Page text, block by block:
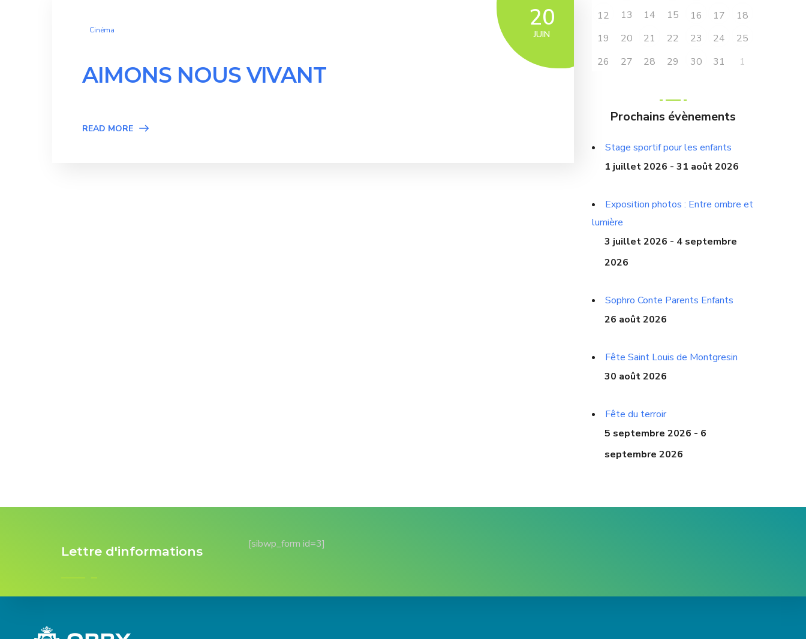
20
JUIN
Cinéma
AIMONS NOUS VIVANT
READ MORE
12
13 14 15 16 17
18
19
20 21 22 23 24
25
26
27 28 29 30 31 1
Prochains évènements
Stage sportif pour les enfants
1 juillet 2026 - 31 août 2026
Exposition photos : Entre ombre et
lumière
3 juillet 2026 - 4 septembre
2026
Sophro Conte Parents Enfants
26 août 2026
Fête Saint Louis de Montgresin
30 août 2026
Fête du terroir
5 septembre 2026 - 6
septembre 2026
Lettre d'informations [sibwp_form id=3]